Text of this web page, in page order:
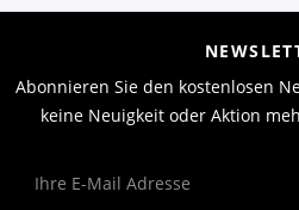
Abonnieren Sie den kostenlosen
keine Neuigkeit oder Aktion